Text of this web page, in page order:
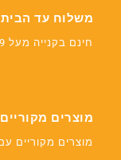
משלוח עד הבית (1-5 ימי
חינם בקנייה מעל 299 ש"ח
מוצרים
מוצרים מקוריים